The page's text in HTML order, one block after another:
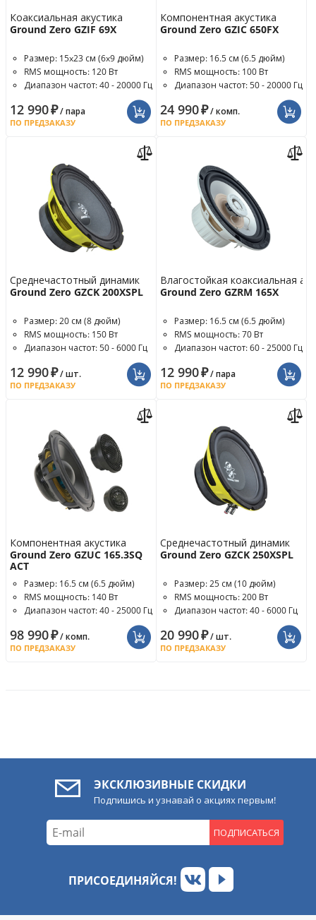
Коаксиальная акустика
Ground Zero GZIF 69X
Размер: 15x23 см (6x9 дюйм)
RMS мощность: 120 Вт
Диапазон частот: 40 - 20000 Гц
12 990₽/ пара
ПО ПРЕДЗАКАЗУ
Компонентная акустика
Ground Zero GZIC 650FX
Размер: 16.5 см (6.5 дюйм)
RMS мощность: 100 Вт
Диапазон частот: 50 - 20000 Гц
24 990₽/ комп.
ПО ПРЕДЗАКАЗУ
Среднечастотный динамик
Ground Zero GZCK 200XSPL
Размер: 20 см (8 дюйм)
RMS мощность: 150 Вт
Диапазон частот: 50 - 6000 Гц
12 990₽/ шт.
ПО ПРЕДЗАКАЗУ
Влагостойкая коаксиальная
Ground Zero GZRM 165X
Размер: 16.5 см (6.5 дюйм)
RMS мощность: 70 Вт
Диапазон частот: 60 - 25000 Гц
12 990₽/ пара
ПО ПРЕДЗАКАЗУ
Компонентная акустика
Ground Zero GZUC 165.3SQ
ACT
Размер: 16.5 см (6.5 дюйм)
RMS мощность: 140 Вт
Диапазон частот: 40 - 25000 Гц
98 990₽/ комп.
ПО ПРЕДЗАКАЗУ
Среднечастотный динамик
Ground Zero GZCK 250XSPL
Размер: 25 см (10 дюйм)
RMS мощность: 200 Вт
Диапазон частот: 40 - 6000 Гц
20 990₽/ шт.
ПО ПРЕДЗАКАЗУ
ЭКСКЛЮЗИВНЫЕ СКИДКИ
Подпишись и узнавай о акциях первым!
ПОДПИСАТЬСЯ
ПРИСОЕДИНЯЙСЯ!